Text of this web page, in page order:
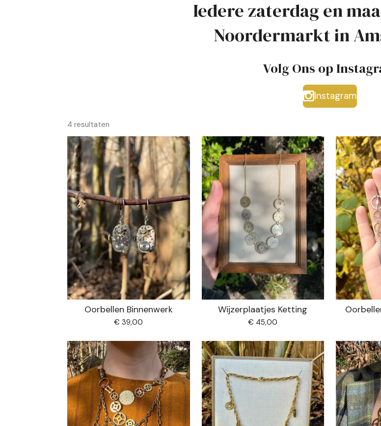
Iedere zaterdag en
Noordermarkt in
Volg Ons op
Instagram
4 resultaten
Oorbellen Binnenwerk
€ 39,00
Wijzerplaatjes Ketting
€ 45,00